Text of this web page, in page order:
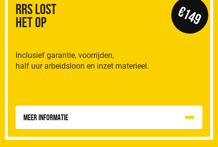
RRS Lost
het op
Inclusief garantie, voorrijden,
half uur arbeidsloon en inzet materieel.
€149
Meer informatie